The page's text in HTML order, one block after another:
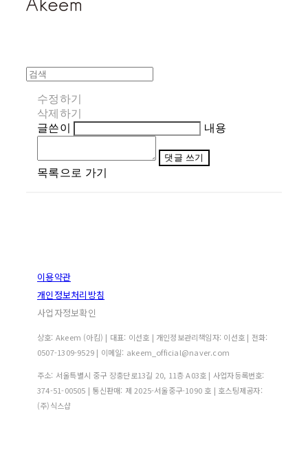
수정하기
삭제하기
글쓴이
내용
댓글 쓰기
목록으로 가기
이용약관
개인정보처리방침
사업자정보확인
상호: Akeem (아킴) | 대표: 이선호 | 개인정보관리책임자: 이선호 | 전화:
0507-1309-9529 | 이메일: akeem_official@naver.com
주소: 서울특별시 중구 장충단로13길 20, 11층 A03호 | 사업자등록번호:
374-51-00505 | 통신판매: 제 2025-서울중구-1090 호 | 호스팅제공자:
(주)식스샵